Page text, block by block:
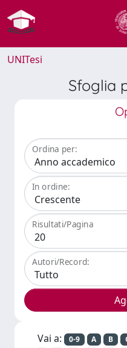
UNITesi
Sfoglia
Ordina per:
In ordine:
Risultati/Pagina
Autori/Record:
Vai a: 0-9 A B